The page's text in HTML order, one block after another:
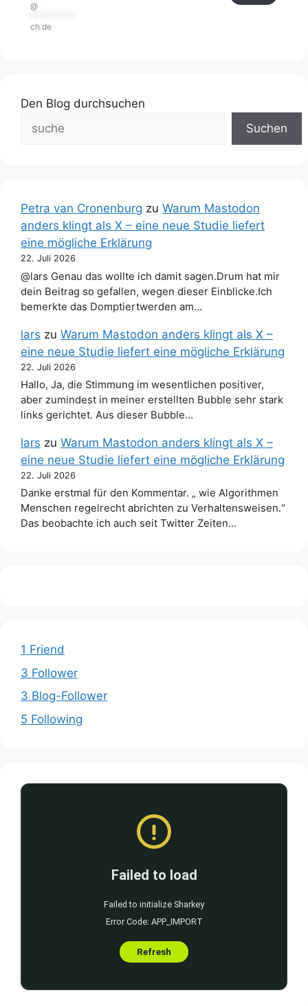
@
ch.de
Den Blog durchsuchen
Suchen
Petra van Cronenburg zu Warum Mastodon
anders klingt als X – eine neue Studie liefert
eine mögliche Erklärung
22. Juli 2026
@lars Genau das wollte ich damit sagen.Drum hat mir
dein Beitrag so gefallen, wegen dieser Einblicke.Ich
bemerkte das Domptiertwerden am…
lars zu Warum Mastodon anders klingt als X –
eine neue Studie liefert eine mögliche Erklärung
22. Juli 2026
Hallo, Ja, die Stimmung im wesentlichen positiver,
aber zumindest in meiner erstellten Bubble sehr stark
links gerichtet. Aus dieser Bubble…
lars zu Warum Mastodon anders klingt als X –
eine neue Studie liefert eine mögliche Erklärung
22. Juli 2026
Danke erstmal für den Kommentar. „ wie Algorithmen
Menschen regelrecht abrichten zu Verhaltensweisen.“
Das beobachte ich auch seit Twitter Zeiten…
1 Friend
3 Follower
3 Blog-Follower
5 Following